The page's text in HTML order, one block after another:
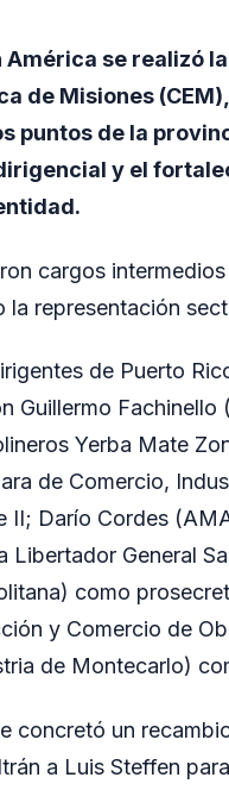
América se realizó
de Misiones
puntos de la
y el
cargos
representación
de Puerto
Guillermo Fachinello
Yerba Mate
de Comercio,
II; Darío Cordes
Libertador General
como
y Comercio de
de Montecarlo)
concretó un
a Luis Steffen